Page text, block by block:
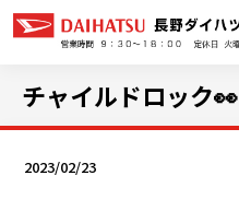
チャイルドロック👀
2023/02/23